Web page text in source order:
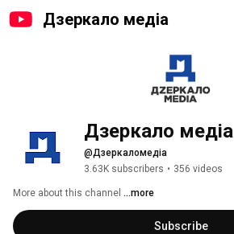
Дзеркало медіа
Дзеркало медіа
@Дзеркаломедіа
3.63K subscribers • 356 videos
More about this channel ...more
Subscribe